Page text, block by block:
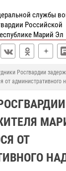
службы
Российской
Марий Эл
Росгвардии
от административного
ОТ